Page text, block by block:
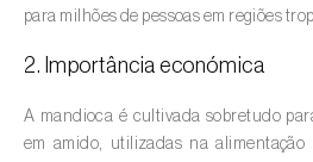
Amendoim (Arachis
Amieiro (Alnus glutinosa
Amoreira (Morus spp.)
para milhões de pessoas em regiões
2. Importância económica
A mandioca é cultivada sobretudo
em amido, utilizadas na alimentação